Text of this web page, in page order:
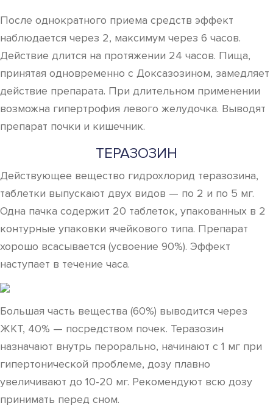
После однократного приема средств эффект
наблюдается через 2, максимум через 6 часов.
Действие длится на протяжении 24 часов. Пища,
принятая одновременно с Доксазозином, замедляет
действие препарата. При длительном применении
возможна гипертрофия левого желудочка. Выводят
препарат почки и кишечник.
ТЕРАЗОЗИН
Действующее вещество гидрохлорид теразозина,
таблетки выпускают двух видов — по 2 и по 5 мг.
Одна пачка содержит 20 таблеток, упакованных в 2
контурные упаковки ячейкового типа. Препарат
хорошо всасывается (усвоение 90%). Эффект
наступает в течение часа.
Большая часть вещества (60%) выводится через
ЖКТ, 40% — посредством почек. Теразозин
назначают внутрь перорально, начинают с 1 мг при
гипертонической проблеме, дозу плавно
увеличивают до 10-20 мг. Рекомендуют всю дозу
принимать перед сном.